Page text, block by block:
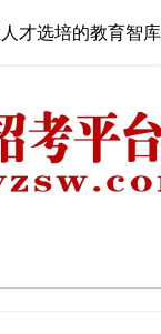
才选培的教育智库